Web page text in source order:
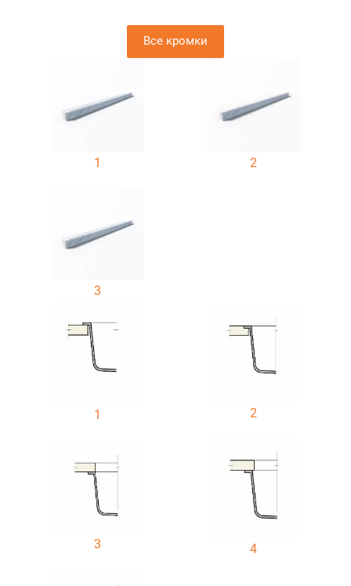
Все кромки
1 2
3
1 2
3 4